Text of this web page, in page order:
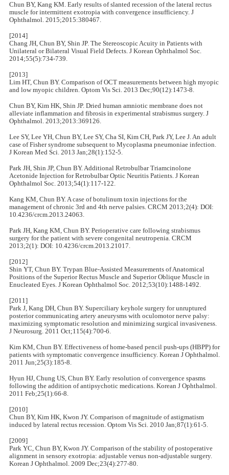
Chun BY, Kang KM. Early results of slanted recession of the lateral rectus
muscle for intermittent exotropia with convergence insufficiency. J
Ophthalmol. 2015;2015:380467.
[2014]
Chang JH, Chun BY, Shin JP. The Stereoscopic Acuity in Patients with
Unilateral or Bilateral Visual Field Defects. J Korean Ophthalmol Soc.
2014;55(5):734-739.
[2013]
Lim HT, Chun BY. Comparison of OCT measurements between high myopic
and low myopic children. Optom Vis Sci. 2013 Dec;90(12):1473-8.
Chun BY, Kim HK, Shin JP. Dried human amniotic membrane does not
alleviate inflammation and fibrosis in experimental strabismus surgery. J
Ophthalmol. 2013;2013:369126.
Lee SY, Lee YH, Chun BY, Lee SY, Cha SI, Kim CH, Park JY, Lee J. An adult
case of Fisher syndrome subsequent to Mycoplasma pneumoniae infection.
J Korean Med Sci. 2013 Jan;28(1):152-5.
Park JH, Shin JP, Chun BY. Additional Retrobulbar Triamcinolone
Acetonide Injection for Retrobulbar Optic Neuritis Patients. J Korean
Ophthalmol Soc. 2013;54(1):117-122.
Kang KM, Chun BY. A case of botulinum toxin injections for the
management of chronic 3rd and 4th nerve palsies. CRCM 2013;2(4): DOI:
10.4236/crcm.2013.24063.
Park JH, Kang KM, Chun BY. Perioperative care following strabismus
surgery for the patient with severe congenital neutropenia. CRCM
2013;2(1): DOI: 10.4236/crcm.2013.21017.
[2012]
Shin YT, Chun BY. Trypan Blue-Assisted Measurements of Anatomical
Positions of the Superior Rectus Muscle and Superior Oblique Muscle in
Enucleated Eyes. J Korean Ophthalmol Soc. 2012;53(10):1488-1492.
[2011]
Park J, Kang DH, Chun BY. Superciliary keyhole surgery for unruptured
posterior communicating artery aneurysms with oculomotor nerve palsy:
maximizing symptomatic resolution and minimizing surgical invasiveness.
J Neurosurg. 2011 Oct;115(4):700-6.
Kim KM, Chun BY. Effectiveness of home-based pencil push-ups (HBPP) for
patients with symptomatic convergence insufficiency. Korean J Ophthalmol.
2011 Jun;25(3):185-8.
Hyun HJ, Chung US, Chun BY. Early resolution of convergence spasms
following the addition of antipsychotic medications. Korean J Ophthalmol.
2011 Feb;25(1):66-8.
[2010]
Chun BY, Kim HK, Kwon JY. Comparison of magnitude of astigmatism
induced by lateral rectus recession. Optom Vis Sci. 2010 Jan;87(1):61-5.
[2009]
Park YC, Chun BY, Kwon JY. Comparison of the stability of postoperative
alignment in sensory exotropia: adjustable versus non-adjustable surgery.
Korean J Ophthalmol. 2009 Dec;23(4):277-80.